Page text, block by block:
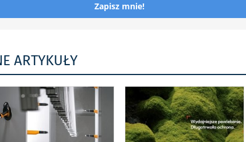
Zapisz mnie!
ARTYKUŁY